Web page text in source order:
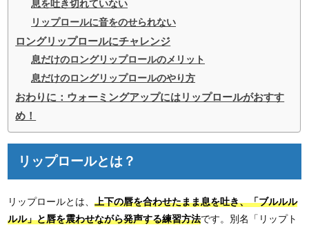
息を吐き切れていない
リップロールに音をのせられない
ロングリップロールにチャレンジ
息だけのロングリップロールのメリット
息だけのロングリップロールのやり方
おわりに：ウォーミングアップにはリップロールがおすす
め！
リップロールとは？
リップロールとは、上下の唇を合わせたまま息を吐き、「ブルルル
ルル」と唇を震わせながら発声する練習方法です。別名「リップト